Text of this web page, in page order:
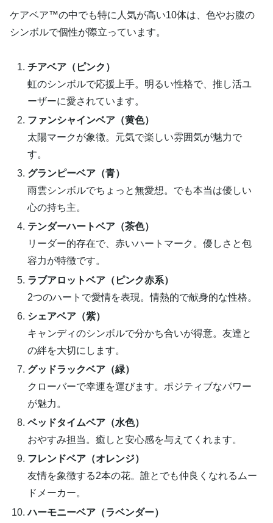
ケアベア™の中でも特に人気が高い10体は、色やお腹の
シンボルで個性が際立っています。
チアベア（ピンク）
虹のシンボルで応援上手。明るい性格で、推し活ユ
ーザーに愛されています。
ファンシャインベア（黄色）
太陽マークが象徴。元気で楽しい雰囲気が魅力で
す。
グランピーベア（青）
雨雲シンボルでちょっと無愛想。でも本当は優しい
心の持ち主。
テンダーハートベア（茶色）
リーダー的存在で、赤いハートマーク。優しさと包
容力が特徴です。
ラブアロットベア（ピンク赤系）
2つのハートで愛情を表現。情熱的で献身的な性格。
シェアベア（紫）
キャンディのシンボルで分かち合いが得意。友達と
の絆を大切にします。
グッドラックベア（緑）
クローバーで幸運を運びます。ポジティブなパワー
が魅力。
ベッドタイムベア（水色）
おやすみ担当。癒しと安心感を与えてくれます。
フレンドベア（オレンジ）
友情を象徴する2本の花。誰とでも仲良くなれるムー
ドメーカー。
ハーモニーベア（ラベンダー）